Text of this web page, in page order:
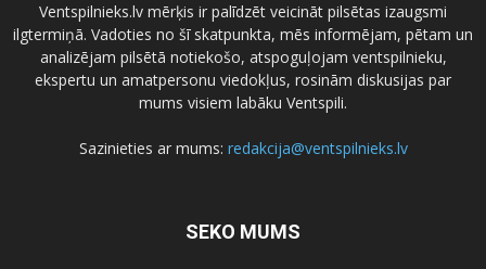
Ventspilnieks.lv mērķis ir palīdzēt veicināt pilsētas izaugsmi
ilgtermiņā. Vadoties no šī skatpunkta, mēs informējam, pētam un
analizējam pilsētā notiekošo, atspoguļojam ventspilnieku,
ekspertu un amatpersonu viedokļus, rosinām diskusijas par
mums visiem labāku Ventspili.
Sazinieties ar mums: redakcija@ventspilnieks.lv
SEKO MUMS